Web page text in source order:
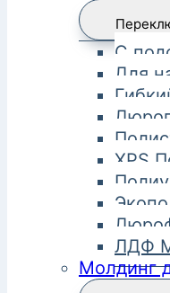
С
Для
XPS
ЛДФ
Молдинг